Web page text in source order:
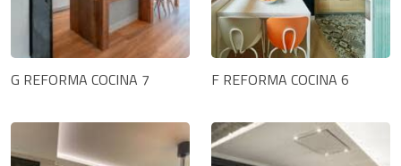
G REFORMA COCINA 7 F REFORMA COCINA 6